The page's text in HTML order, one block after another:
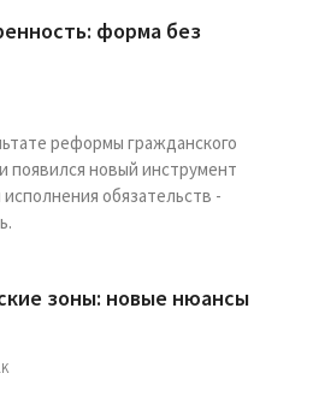
форма без
реформы гражданского
появился новый инструмент
обязательств -
зоны: новые нюансы